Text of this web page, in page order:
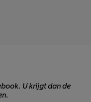
U krijgt dan de